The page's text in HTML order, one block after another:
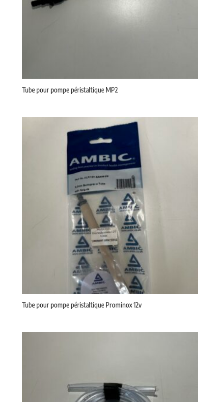
Tube pour pompe péristaltique MP2
Tube pour pompe péristaltique Prominox 12v